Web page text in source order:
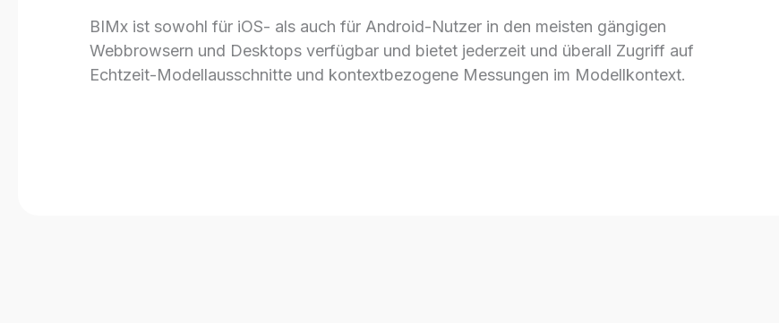
BIMx ist sowohl für iOS- als auch für Android-Nutzer in den meisten gängigen
Webbrowsern und Desktops verfügbar und bietet jederzeit und überall Zugriff auf
Echtzeit-Modellausschnitte und kontextbezogene Messungen im Modellkontext.